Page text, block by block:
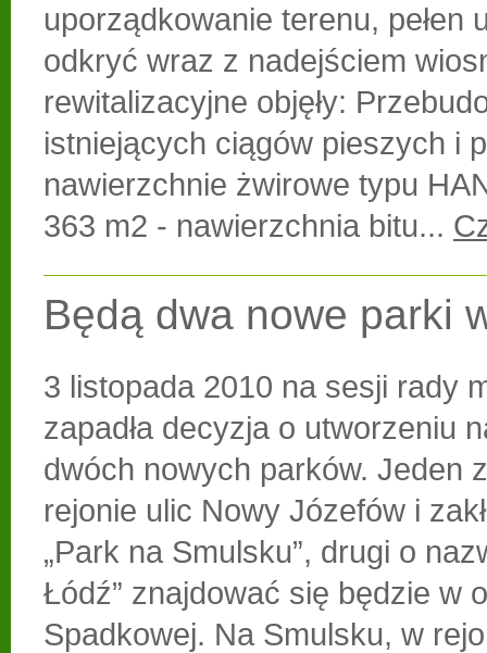
uporządkowanie terenu, pełen
odkryć wraz z nadejściem
rewitalizacyjne objęły:
istniejących ciągów pieszych i
nawierzchnie żwirowe typu
363 m2 - nawierzchnia bitu...
Będą dwa nowe parki
3 listopada 2010 na sesji rady
zapadła decyzja o utworzeniu
dwóch nowych parków. Jeden
rejonie ulic Nowy Józefów i
„Park na Smulsku”, drugi o
Łódź” znajdować się będzie w
Spadkowej. Na Smulsku, w